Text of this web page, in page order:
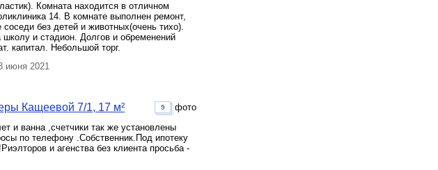
Комната находится в отличном
14. В комнате выполнен ремонт,
без детей и животных(очень тихо).
и стадион. Долгов и обременений
капитал. Небольшой торг.
июня 2021
Кащеевой 7/1, 17 м²
и ванна ,счетчики так же установлены
по телефону .Собственник.Под ипотеку
и агенства без клиента просьба -
9 фото